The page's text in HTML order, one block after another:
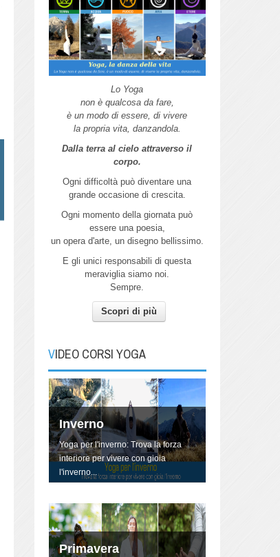
Lo Yoga
non è qualcosa da fare,
è un modo di essere, di vivere
la propria vita, danzandola.
Dalla terra al cielo attraverso il
corpo.
Ogni difficoltà può diventare una
grande occasione di crescita.
Ogni momento della giornata può
essere una poesia,
un opera d'arte, un disegno bellissimo.
E gli unici responsabili di questa
meraviglia siamo noi.
Sempre.
Scopri di più
VIDEO CORSI YOGA
Autunno
Inverno
Yoga per l'inverno: Trova la forza
interiore per vivere con gioia
l'inverno...
Primavera